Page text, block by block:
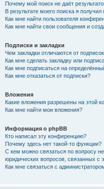
Почему мой поиск не даёт
В результате моего поиска я получил
Как мне найти пользователя
Как мне найти свои сообщения и
Подписки и закладки
Чем закладки отличаются от
Как мне сделать закладку или
Как мне подписаться на
Как мне отказаться от подписки?
Вложения
Какие вложения разрешены на этой
Как мне найти мои вложения?
Информация о phpBB
Кто написал эту конференцию?
Почему здесь нет такой-то функции?
С кем можно связаться по вопросу
юридических вопросов, связанных с
Как мне связаться с